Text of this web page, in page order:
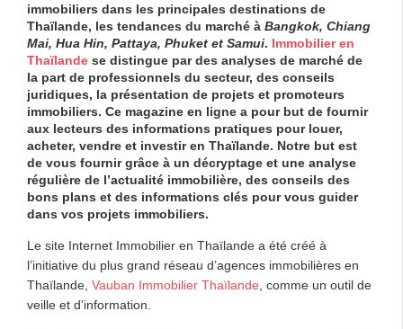
immobiliers dans les principales destinations de
Thaïlande, les tendances du marché à Bangkok, Chiang
Mai, Hua Hin, Pattaya, Phuket et Samui. Immobilier en
Thaïlande se distingue par des analyses de marché de
la part de professionnels du secteur, des conseils
juridiques, la présentation de projets et promoteurs
immobiliers. Ce magazine en ligne a pour but de fournir
aux lecteurs des informations pratiques pour louer,
acheter, vendre et investir en Thaïlande. Notre but est
de vous fournir grâce à un décryptage et une analyse
régulière de l’actualité immobilière, des conseils des
bons plans et des informations clés pour vous guider
dans vos projets immobiliers.
Le site Internet Immobilier en Thaïlande a été créé à
l’initiative du plus grand réseau d’agences immobilières en
Thaïlande, Vauban Immobilier Thaïlande , comme un outil de
veille et d’information.